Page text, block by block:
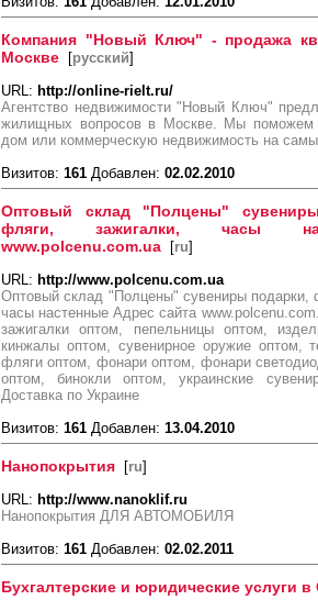
Компания "Новый Ключ" - продажа
Москве [русский]
URL: http://online-rielt.ru/
Агентство недвижимости "Новый Ключ"
жилищных вопросов в Москве. Мы поможем
дом или коммерческую недвижимость на
Визитов: 161 Добавлен: 02.02.2010
Оптовый склад "Полцены"
фляги, зажигалки, часы
www.polcenu.com.ua [ru]
URL: http://www.polcenu.com.ua
Оптовый склад "Полцены" сувениры подарки,
часы настенные Адрес сайта
зажигалки оптом, пепельницы оптом,
кинжалы оптом, сувенирное оружие оптом,
фляги оптом, фонари оптом, фонари
оптом, бинокли оптом, украинские
Доставка по Украине
Визитов: 161 Добавлен: 13.04.2010
Нанопокрытия [ru]
URL: http://www.nanoklif.ru
Нанопокрытия ДЛЯ АВТОМОБИЛЯ
Визитов: 161 Добавлен: 02.02.2011
Бухгалтерские и юридические услуги в